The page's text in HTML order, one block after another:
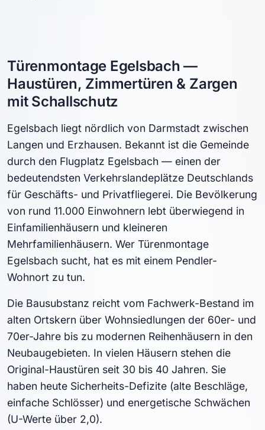
Türenmontage Egelsbach —
Haustüren, Zimmertüren & Zargen
mit Schallschutz
Egelsbach liegt nördlich von Darmstadt zwischen
Langen und Erzhausen. Bekannt ist die Gemeinde
durch den Flugplatz Egelsbach — einen der
bedeutendsten Verkehrslandeplätze Deutschlands
für Geschäfts- und Privatfliegerei. Die Bevölkerung
von rund 11.000 Einwohnern lebt überwiegend in
Einfamilienhäusern und kleineren
Mehrfamilienhäusern. Wer Türenmontage
Egelsbach sucht, hat es mit einem Pendler-
Wohnort zu tun.
Die Bausubstanz reicht vom Fachwerk-Bestand im
alten Ortskern über Wohnsiedlungen der 60er- und
70er-Jahre bis zu modernen Reihenhäusern in den
Neubaugebieten. In vielen Häusern stehen die
Original-Haustüren seit 30 bis 40 Jahren. Sie
haben heute Sicherheits-Defizite (alte Beschläge,
einfache Schlösser) und energetische Schwächen
(U-Werte über 2,0).